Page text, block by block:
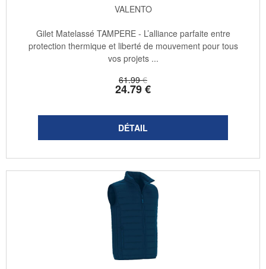
VALENTO
61.99 €
24.79€
Gilet Matelassé TAMPERE - L’alliance parfaite entre
protection thermique et liberté de mouvement pour tous
vos projets ...